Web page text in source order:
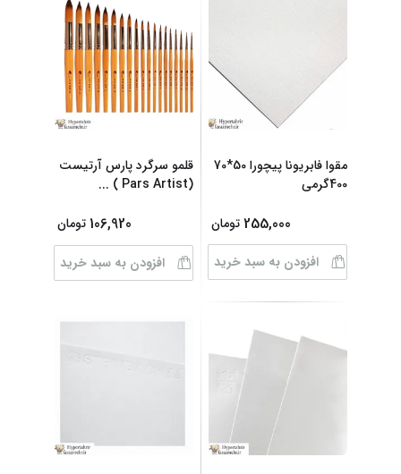
مقوا فابریونا پیچورا 50*70
400گرمی
255,000تومان
افزودن به سبد خرید
قلمو سرگرد پارس آرتیست
(Pars Artist )
...
106,920 تومان
افزودن به سبد خرید